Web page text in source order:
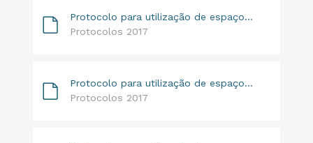
Protocolo para utilização de espaços do Pavilhão Multiusos de Tábua - Casa do Povo de Tábua
Protocolos 2017
Protocolo para utilização de espaços do Estádio Municipal de Tábua - Grupo Desportivo Vasco da Gama
Protocolos 2017